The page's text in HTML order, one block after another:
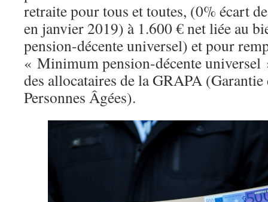
retraite pour tous et toutes, (0% écart
en janvier 2019) à 1.600 € net liée au
pension-décente universel) et pour
« Minimum pension-décente
des allocataires de la GRAPA (Garantie
Personnes Âgées).